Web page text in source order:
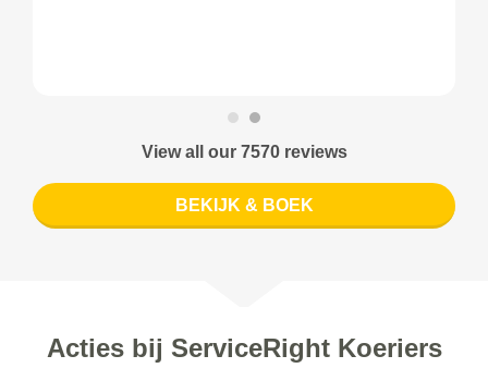
View all our 7570 reviews
BEKIJK & BOEK
Acties bij ServiceRight Koeriers